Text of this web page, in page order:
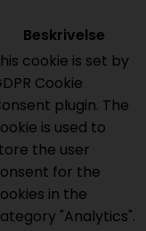
Beskrivelse
cookie is set by
Cookie
plugin. The
is used to
the user
for the
in the
"Analytics".